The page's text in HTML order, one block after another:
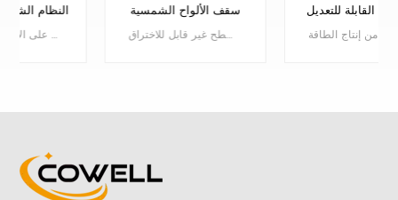
سقف الألواح الشمسية
ال نظام الأرفف الشمسية هو حل تصاعد سقف مسطح غير قابل للاختراق.
الشمسية القابلة للتعديل
مصممة لأنظمة الطاقةال دعامات تثبيت قابلة للتعديل تم تصميمها لتحسين أداء الألواح الشمسية من خلال السماح بإمالتها بزوايا مختلفة. من خلال ضبط زاوية الميل، يمكن للألواح الشمسية التقاط ضوء الشمس بشكل أفضل طوال اليوم، مما يزيد من إنتاج الطاقة.